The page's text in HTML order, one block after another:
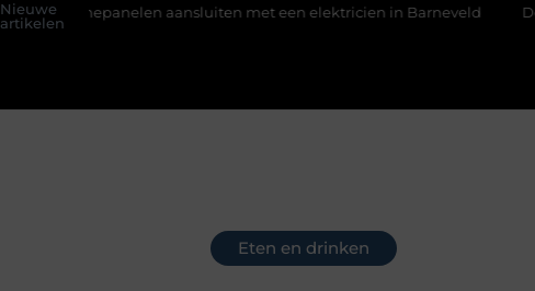
Nieuwe
artikelen
aansluiten met een elektricien in Barneveld De Perfecte Gids
Eten en drinken